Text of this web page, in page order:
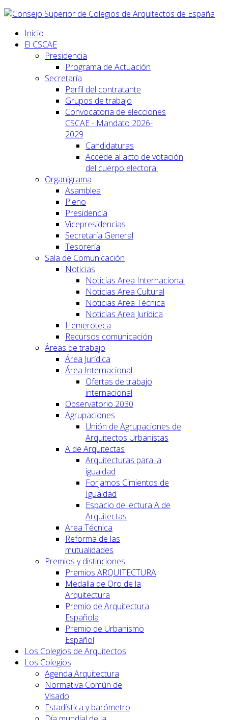
Inicio
El CSCAE
Presidencia
Programa de Actuación
Secretaría
Perfil del contratante
Grupos de trabajo
Convocatoria de elecciones
CSCAE - Mandato 2026-
2029
Candidaturas
Accede al acto de votación
del cuerpo electoral
Organigrama
Asamblea
Pleno
Presidencia
Vicepresidencias
Secretaría General
Tesorería
Sala de Comunicación
Noticias
Noticias Area Internacional
Noticias Area Cultural
Noticias Area Técnica
Noticias Area Jurídica
Hemeroteca
Recursos comunicación
Áreas de trabajo
Área Jurídica
Área Internacional
Ofertas de trabajo
internacional
Observatorio 2030
Agrupaciones
Unión de Agrupaciones de
Arquitectos Urbanistas
A de Arquitectas
Arquitecturas para la
igualdad
Forjamos Cimientos de
Igualdad
Espacio de lectura A de
Arquitectas
Area Técnica
Reforma de las
mutualidades
Premios y distinciones
Premios ARQUITECTURA
Medalla de Oro de la
Arquitectura
Premio de Arquitectura
Española
Premio de Urbanismo
Español
Los Colegios de Arquitectos
Los Colegios
Agenda Arquitectura
Normativa Común de
Visado
Estadística y barómetro